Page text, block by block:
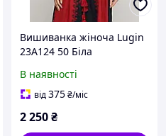
Вишиванка жіноча Lugin
23А124 50 Біла
В наявності
від375₴/міс
2 250₴